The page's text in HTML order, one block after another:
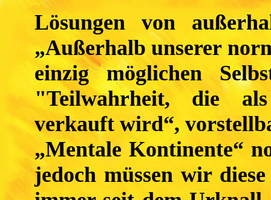
Lösungen von
„Außerhalb unserer
einzig möglichen
"Teilwahrheit, die
verkauft wird“,
„Mentale Kontinente“
jedoch müssen wir